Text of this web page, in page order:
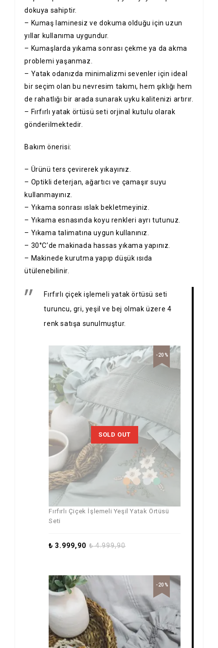
dokuya sahiptir.
– Kumaş laminesiz ve dokuma olduğu için uzun
yıllar kullanıma uygundur.
– Kumaşlarda yıkama sonrası çekme ya da akma
problemi yaşanmaz.
– Yatak odanızda minimalizmi sevenler için ideal
bir seçim olan bu nevresim takımı, hem şıklığı hem
de rahatlığı bir arada sunarak uyku kalitenizi artırır.
– Fırfırlı yatak örtüsü seti orjinal kutulu olarak
gönderilmektedir.
Bakım önerisi:
– Ürünü ters çevirerek yıkayınız.
– Optikli deterjan, ağartıcı ve çamaşır suyu
kullanmayınız.
– Yıkama sonrası ıslak bekletmeyiniz.
– Yıkama esnasında koyu renkleri ayrı tutunuz.
– Yıkama talimatına uygun kullanınız.
– 30°C’de makinada hassas yıkama yapınız.
– Makinede kurutma yapıp düşük ısıda
ütülenebilinir.
Fırfırlı çiçek işlemeli yatak örtüsü seti
turuncu, gri, yeşil ve bej olmak üzere 4
renk satışa sunulmuştur.
SOLD OUT
-20%
Fırfırlı Çiçek İşlemeli Yeşil Yatak Örtüsü
Seti
₺4.999,90
₺ 3.999,90
-20%